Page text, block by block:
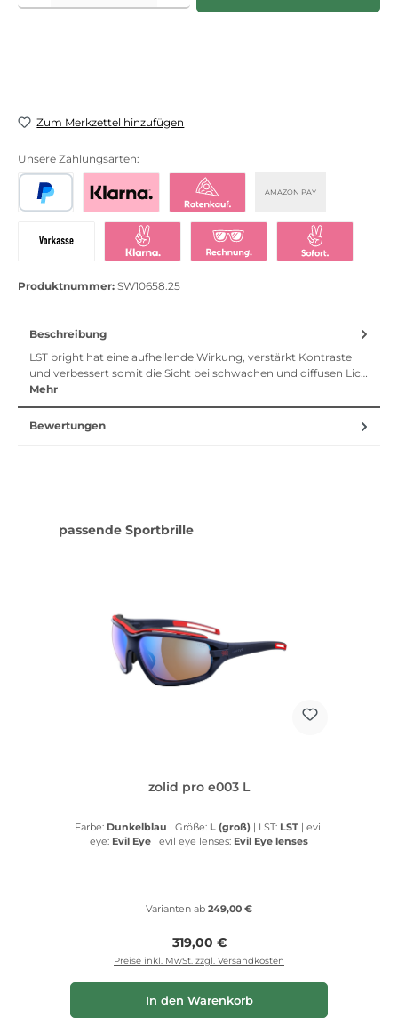
Zum Merkzettel hinzufügen
Unsere Zahlungsarten:
AMAZON PAY
Produktnummer: SW10658.25
Beschreibung
LST bright hat eine aufhellende Wirkung, verstärkt Kontraste
und verbessert somit die Sicht bei schwachen und diffusen Lic…
Mehr
Bewertungen
Produktgalerie überspringen
passende Sportbrille
zolid pro e003 L
Farbe: Dunkelblau | Größe: L (groß) | LST: LST |
eye: Evil Eye | evil eye lenses: Evil Eye lenses
Varianten ab 249,00 €
Regulärer Preis:
319,00 €
Preise inkl. MwSt. zzgl. Versandkosten
In den Warenkorb